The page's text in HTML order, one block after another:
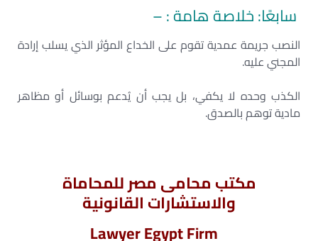
سابعًا: خلاصة هامة : –
النصب جريمة عمدية تقوم على الخداع المؤثر الذي يسلب إرادة
المجني عليه.
الكذب وحده لا يكفي، بل يجب أن يُدعم بوسائل أو مظاهر
مادية توهم بالصدق.
مكتب محامى مصر للمحاماة
والاستشارات القانونية